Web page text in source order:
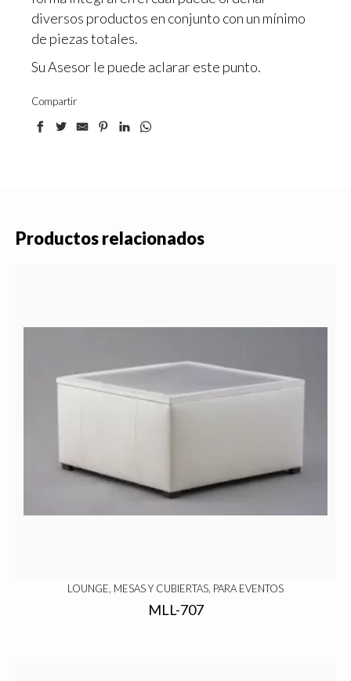
diversos productos en conjunto con un mínimo
de piezas totales.
Su Asesor le puede aclarar este punto.
Compartir
Productos relacionados
LOUNGE, MESAS Y CUBIERTAS, PARA EVENTOS
MLL-707